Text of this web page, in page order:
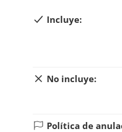
Incluye:
No incluye:
Política de